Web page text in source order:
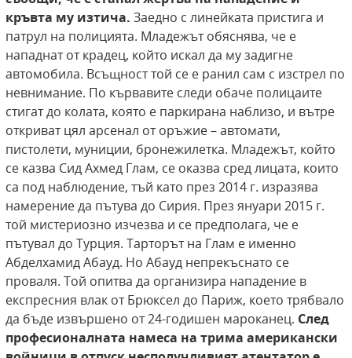
кръвта му изтича. Заедно с линейката пристига и
патрул на полицията. Младежът обяснява, че е
нападнат от крадец, който искал да му задигне
автомобила. Всъщност той се е ранил сам с изстрел по
невнимание. По кървавите следи обаче полицаите
стигат до колата, която е паркирана наблизо, и вътре
откриват цял арсенал от оръжие – автомати,
пистолети, муниции, бронежилетка. Младежът, който
се казва Сид Ахмед Глам, се оказва сред лицата, които
са под наблюдение, тъй като през 2014 г. изразява
намерение да пътува до Сирия. През януари 2015 г.
той мистериозно изчезва и се предполага, че е
пътувал до Турция. Тарторът на Глам е именно
Абделхамид Абауд. Но Абауд непрекъснато се
проваля. Той опитва да организира нападение в
експресния влак от Брюксел до Париж, което трябвало
да бъде извършено от 24-годишен мароканец. След
професионалната намеса на трима американски